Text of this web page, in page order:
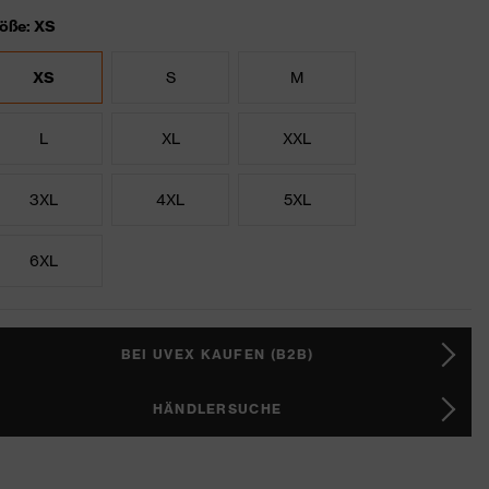
XS
XS S M
L XL XXL
3XL 4XL 5XL
6XL
BEI UVEX KAUFEN (B2B)
HÄNDLERSUCHE